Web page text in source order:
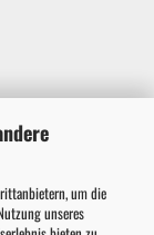
um die
unseres